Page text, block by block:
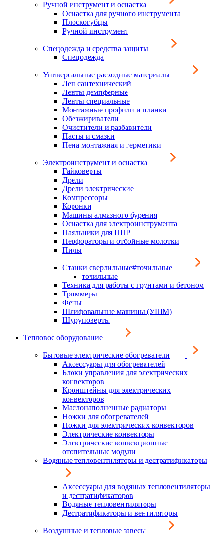
Ручной инструмент и оснастка
Оснастка для ручного инструмента
Плоскогубцы
Ручной инструмент
Спецодежда и средства защиты
Спецодежда
Универсальные расходные материалы
Лен сантехнический
Ленты демпферные
Ленты специальные
Монтажные профили и планки
Обезжириватели
Очистители и разбавители
Пасты и смазки
Пена монтажная и герметики
Электроинструмент и оснастка
Гайковерты
Дрели
Дрели электрические
Компрессоры
Коронки
Машины алмазного бурения
Оснастка для электроинструмента
Паяльники для ППР
Перфораторы и отбойные молотки
Пилы
Станки сверлильные#точильные
точильные
Техника для работы с грунтами и бетоном
Триммеры
Фены
Шлифовальные машины (УШМ)
Шуруповерты
Тепловое оборудование
Бытовые электрические обогреватели
Аксессуары для обогревателей
Блоки управления для электрических
конвекторов
Кронштейны для электрических
конвекторов
Маслонаполненные радиаторы
Ножки для обогревателей
Ножки для электрических конвекторов
Электрические конвекторы
Электрические конвекционные
отопительные модули
Водяные тепловентиляторы и дестратификаторы
Аксессуары для водяных тепловентиляторы
и дестратификаторов
Водяные тепловентиляторы
Дестратификаторы и вентиляторы
Воздушные и тепловые завесы